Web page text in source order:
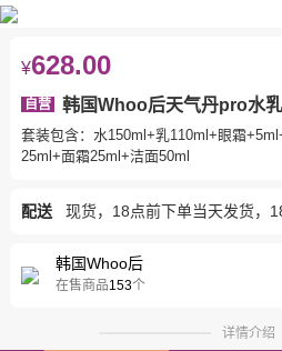
¥628.00
自营 韩国Whoo后天气丹pro水
套装包含：水150ml+乳110ml+眼霜
25ml+面霜25ml+洁面50ml
配送 现货，18点前下单当天发货，
韩国Whoo后
在售商品153个
详情介绍